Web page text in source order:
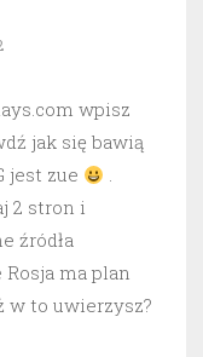
wpisz
jak się bawią
jest zue
.
2 stron i
źródła
ma plan
w to uwierzysz?